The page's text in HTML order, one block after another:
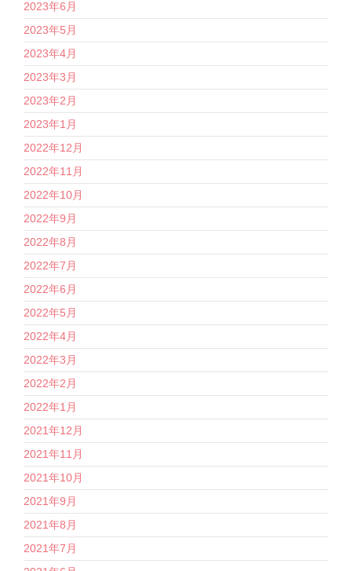
2023年6月
2023年5月
2023年4月
2023年3月
2023年2月
2023年1月
2022年12月
2022年11月
2022年10月
2022年9月
2022年8月
2022年7月
2022年6月
2022年5月
2022年4月
2022年3月
2022年2月
2022年1月
2021年12月
2021年11月
2021年10月
2021年9月
2021年8月
2021年7月